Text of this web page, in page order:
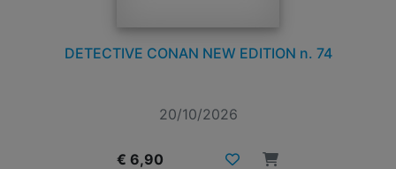
DETECTIVE CONAN NEW EDITION n. 74
20/10/2026
€ 6,90